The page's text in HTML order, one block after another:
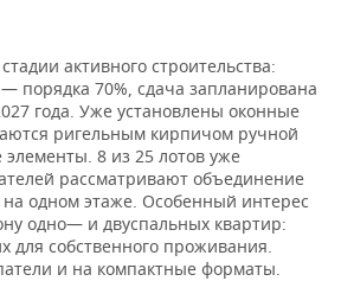
активного строительства:
порядка 70%, сдача запланирована
года. Уже установлены оконные
ригельным кирпичом ручной
8 из 25 лотов уже
рассматривают объединение
на одном этаже. Особенный интерес
одно— и двуспальных квартир:
для собственного проживания.
и на компактные форматы.